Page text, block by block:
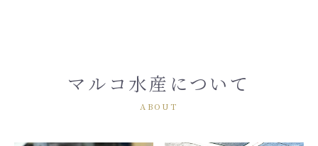
マルコ水産について
ABOUT